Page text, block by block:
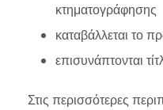
κτηματογράφησης
καταβάλλεται το
επισυνάπτονται
Στις περισσότερες